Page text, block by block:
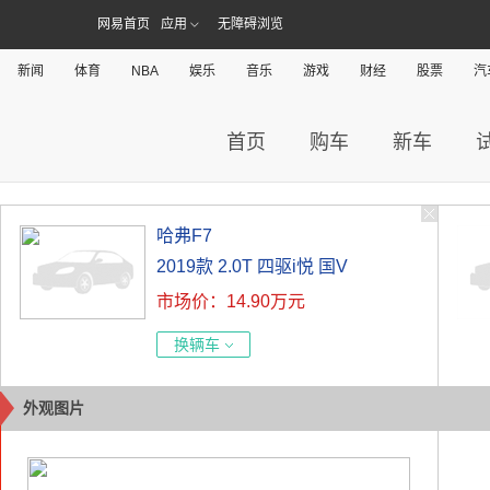
网易首页 应用 无障碍浏览
新闻 体育 NBA 娱乐 音乐 游戏 财经 股票 汽
首页 购车 新车
哈弗F7
2019款 2.0T 四驱i悦 国V
市场价：14.90万元
换辆车
外观图片